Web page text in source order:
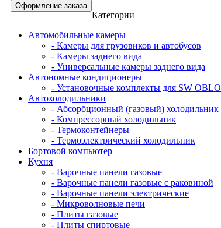
Оформление заказа
Категории
Автомобильные камеры
- Камеры для грузовиков и автобусов
- Камеры заднего вида
- Универсальные камеры заднего вида
Автономные кондиционеры
- Установочные комплекты для SW OBLO
Автохолодильники
- Абсорбционный (газовый) холодильник
- Компрессорный холодильник
- Термоконтейнеры
- Термоэлектрический холодильник
Бортовой компьютер
Кухня
- Варочные панели газовые
- Варочные панели газовые с раковиной
- Варочные панели электрические
- Микроволновые печи
- Плиты газовые
- Плиты спиртовые